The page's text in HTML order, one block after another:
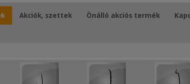
Akciók, szettek Önálló akciós termék